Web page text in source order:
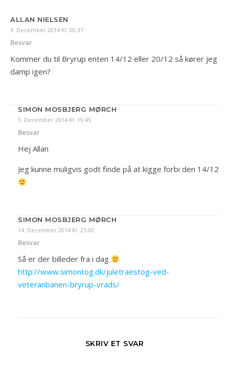
ALLAN NIELSEN
3. December 2014 Kl. 00:37
Besvar
Kommer du til Bryrup enten 14/12 eller 20/12 så kører jeg
damp igen?
SIMON MOSBJERG MØRCH
3. December 2014 Kl. 19:45
Besvar
Hej Allan
Jeg kunne muligvis godt finde på at kigge forbi den 14/12
SIMON MOSBJERG MØRCH
14. December 2014 Kl. 23:00
Besvar
Så er der billeder fra i dag
http://www.simontog.dk/juletraestog-ved-
veteranbanen-bryrup-vrads/
SKRIV ET SVAR